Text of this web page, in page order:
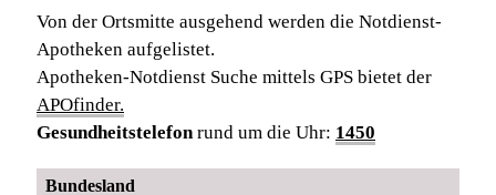
Von der Ortsmitte ausgehend werden die Notdienst-
Apotheken aufgelistet.
Apotheken-Notdienst Suche mittels GPS bietet der
APOfinder.
Gesundheitstelefon rund um die Uhr: 1450
Bundesland